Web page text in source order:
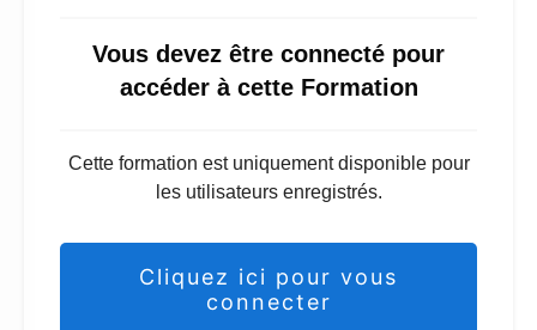
Vous devez être connecté pour
accéder à cette Formation
Cette formation est uniquement disponible pour
les utilisateurs enregistrés.
Cliquez ici pour vous
connecter